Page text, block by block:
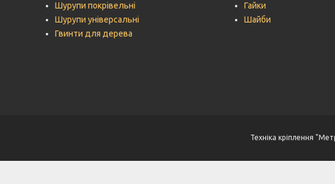
Шурупи покрівельні
Шурупи універсальні
Гвинти для дерева
Гайки
Шайби